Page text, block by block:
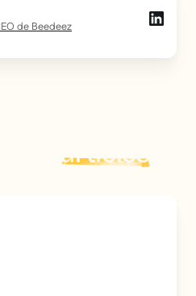
de Beedeez
articles